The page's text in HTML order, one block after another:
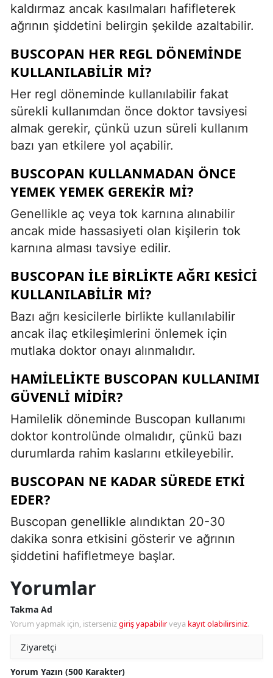
kaldırmaz ancak kasılmaları hafifleterek
ağrının şiddetini belirgin şekilde azaltabilir.
BUSCOPAN HER REGL DÖNEMINDE
KULLANILABILIR MI?
Her regl döneminde kullanılabilir fakat
sürekli kullanımdan önce doktor tavsiyesi
almak gerekir, çünkü uzun süreli kullanım
bazı yan etkilere yol açabilir.
BUSCOPAN KULLANMADAN ÖNCE
YEMEK YEMEK GEREKIR MI?
Genellikle aç veya tok karnına alınabilir
ancak mide hassasiyeti olan kişilerin tok
karnına alması tavsiye edilir.
BUSCOPAN ILE BIRLIKTE AĞRI KESICI
KULLANILABILIR MI?
Bazı ağrı kesicilerle birlikte kullanılabilir
ancak ilaç etkileşimlerini önlemek için
mutlaka doktor onayı alınmalıdır.
HAMILELIKTE BUSCOPAN KULLANIMI
GÜVENLI MIDIR?
Hamilelik döneminde Buscopan kullanımı
doktor kontrolünde olmalıdır, çünkü bazı
durumlarda rahim kaslarını etkileyebilir.
BUSCOPAN NE KADAR SÜREDE ETKI
EDER?
Buscopan genellikle alındıktan 20-30
dakika sonra etkisini gösterir ve ağrının
şiddetini hafifletmeye başlar.
Yorumlar
Takma Ad
Yorum yapmak için, istersenizgiriş yapabilirveya kayıt olabilirsiniz.
Yorum Yazın (500 Karakter)